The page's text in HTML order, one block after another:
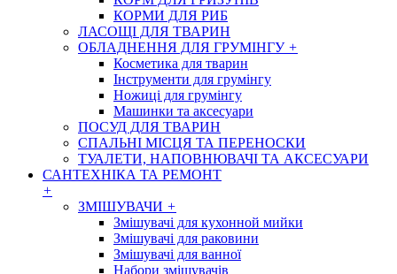
КОРМИ ДЛЯ РИБ
ЛАСОЩІ ДЛЯ ТВАРИН
ОБЛАДНЕННЯ ДЛЯ ГРУМІНГУ +
Косметика для тварин
Інструменти для грумінгу
Ножиці для грумінгу
Машинки та аксесуари
ПОСУД ДЛЯ ТВАРИН
СПАЛЬНІ МІСЦЯ ТА ПЕРЕНОСКИ
ТУАЛЕТИ, НАПОВНЮВАЧІ ТА АКСЕСУАРИ
САНТЕХНІКА ТА РЕМОНТ
+
ЗМІШУВАЧИ +
Змішувачі для кухонной мийки
Змішувачі для раковини
Змішувачі для ванної
Набори змішувачів